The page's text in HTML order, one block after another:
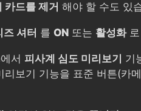
카드를 제거 해야 할 수도 있
셔터 를 ON 또는 활성화로
서 피사계 심도 미리보기
기
리보기 기능을 표준 버튼(카